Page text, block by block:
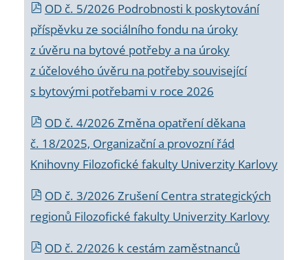
OD č. 5/2026 Podrobnosti k poskytování
příspěvku ze sociálního fondu na úroky
z úvěru na bytové potřeby a na úroky
z účelového úvěru na potřeby související
s bytovými potřebami v roce 2026
OD č. 4/2026 Změna opatření děkana
č. 18/2025, Organizační a provozní řád
Knihovny Filozofické fakulty Univerzity Karlovy
OD č. 3/2026 Zrušení Centra strategických
regionů Filozofické fakulty Univerzity Karlovy
OD č. 2/2026 k cestám zaměstnanců